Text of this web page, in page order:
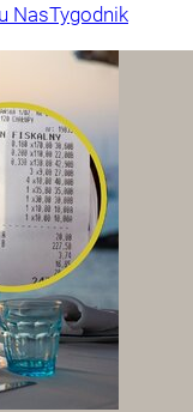
NasTygodnik